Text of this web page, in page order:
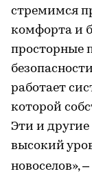
стремимся
комфорта и
просторные
работает
которой
Эти и
высокий
новоселов»,